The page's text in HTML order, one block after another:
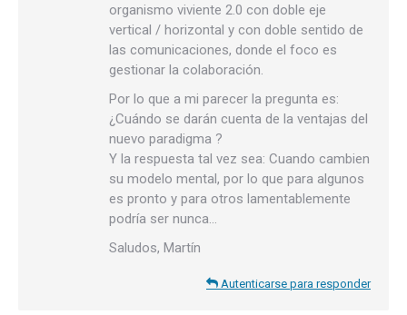
organismo viviente 2.0 con doble eje
vertical / horizontal y con doble sentido de
las comunicaciones, donde el foco es
gestionar la colaboración.
Por lo que a mi parecer la pregunta es:
¿Cuándo se darán cuenta de la ventajas del
nuevo paradigma ?
Y la respuesta tal vez sea: Cuando cambien
su modelo mental, por lo que para algunos
es pronto y para otros lamentablemente
podría ser nunca…
Saludos, Martín
Autenticarse para responder